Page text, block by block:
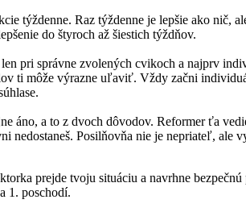
týždenne. Raz týždenne je lepšie ako nič,
do štyroch až šiestich týždňov.
pri správne zvolených cvikoch a najprv
ti môže výrazne uľaviť. Vždy začni
áno, a to z dvoch dôvodov. Reformer ťa
Posilňovňa nie je nepriateľ, ale
prejde tvoju situáciu a navrhne
1. poschodí.